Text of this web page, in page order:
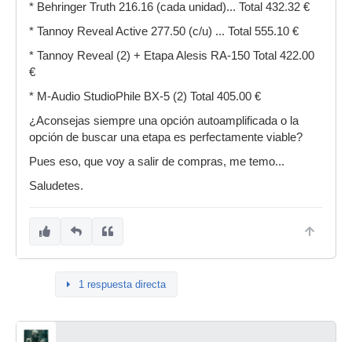
* Behringer Truth 216.16 (cada unidad)... Total 432.32 €
* Tannoy Reveal Active 277.50 (c/u) ... Total 555.10 €
* Tannoy Reveal (2) + Etapa Alesis RA-150 Total 422.00
€
* M-Audio StudioPhile BX-5 (2) Total 405.00 €
¿Aconsejas siempre una opción autoamplificada o la
opción de buscar una etapa es perfectamente viable?
Pues eso, que voy a salir de compras, me temo...
Saludetes.
1 respuesta directa